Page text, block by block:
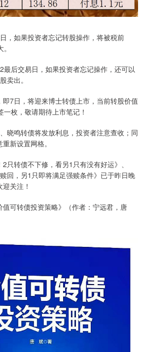
，如果投资者忘记转股操作，将被税前
最后交易日，如果投资者忘记操作，还可以
卖出。
7日，将迎来博士转债上市，当前转股价值
枚，敬请期待上市笔记！
晓鸣转债将发放利息，投资者注意查收；同
新设置网格。
2只转债不下修，看另1只有没有好运》、
回，另1只即将满足强赎条件》已于昨日晚
关注！
可转债投资策略》（作者：宁远君，唐